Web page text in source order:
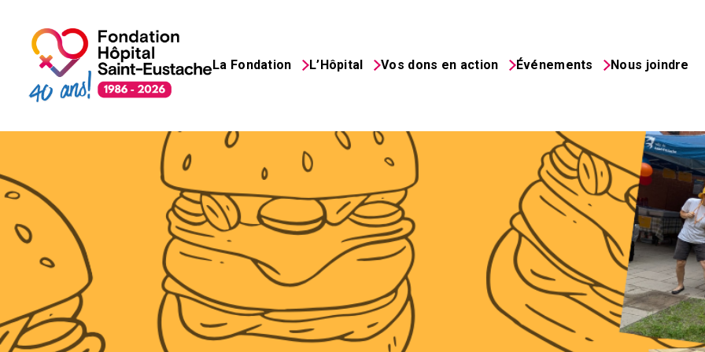
La Fondation L’Hôpital Vos dons en action Événements Nous joindre
Search
for: